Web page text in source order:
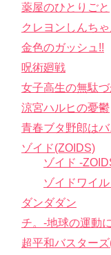
薬屋のひとりごと
クレヨンしんち
金色のガッシュ!!
呪術廻戦
女子高生の無駄
涼宮ハルヒの憂鬱
青春ブタ野郎は
ゾイド(ZOIDS)
ゾイド -
ゾイドワイ
ダンダダン
チ。-地球の運動
超平和バスター